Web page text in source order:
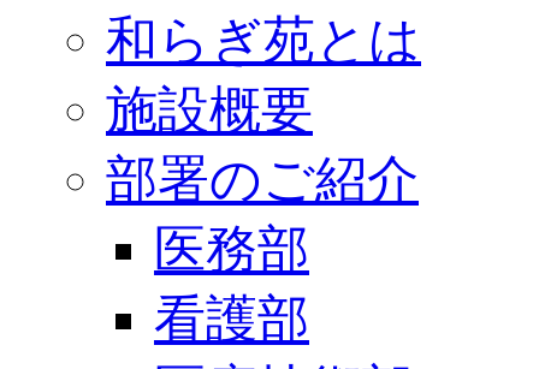
和らぎ苑とは
施設概要
部署のご紹介
医務部
看護部